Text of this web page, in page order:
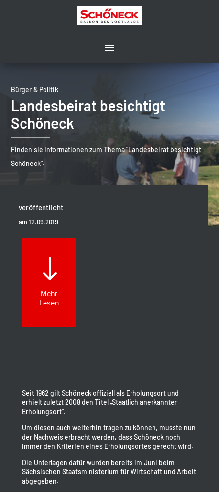
Bürger & Politik
Landesbeirat besichtigt
Schöneck
Finden sie Informationen zum Thema "Landesbeirat besichtigt
Schöneck".
veröffentlicht
am 12.09.2019
"
Mehr
Lesen
Seit 1962 gilt Schöneck offiziell als Erholungsort und
erhielt zuletzt 2008 den Titel „Staatlich anerkannter
Erholungsort“.
Um diesen auch weiterhin tragen zu können, musste nun
der Nachweis erbracht werden, dass Schöneck noch
immer den Kriterien eines Erholungsortes gerecht wird.
Die Unterlagen dafür wurden bereits im Juni beim
Sächsischen Staatsministerium für Wirtschaft und Arbeit
abgegeben.